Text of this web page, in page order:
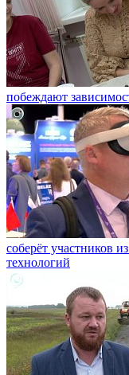
побеждают
соберёт участников
технологий